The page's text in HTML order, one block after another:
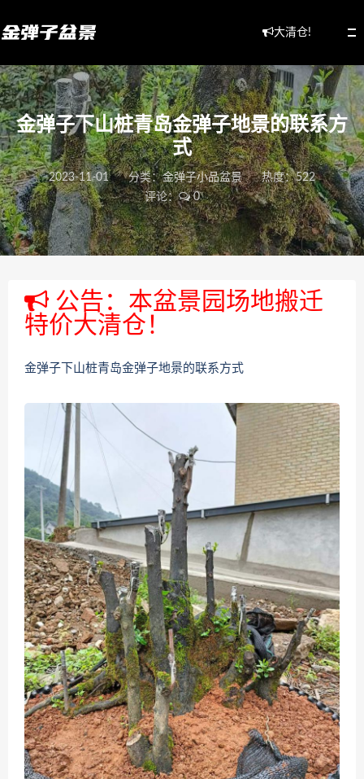
大清仓!
金弹子下山桩青岛金弹子地景的联系方
式
2023-11-01 分类：金弹子小品盆景
热度：522
评论：
0
公告：本盆景园场地搬迁
特价大清仓！
金弹子下山桩青岛金弹子地景的联系方式